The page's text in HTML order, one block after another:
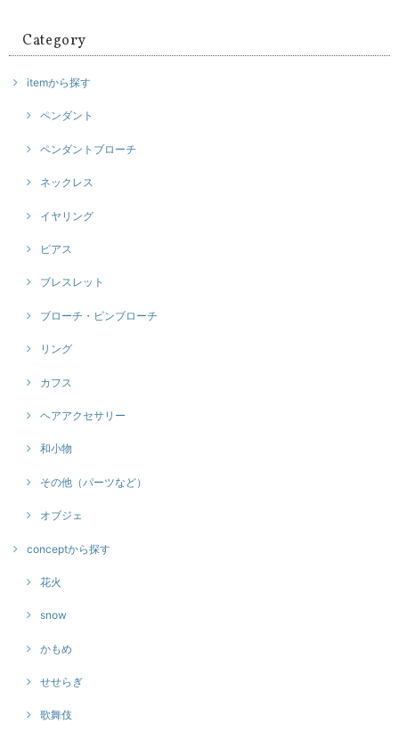
Category
itemから探す
ペンダント
ペンダントブローチ
ネックレス
イヤリング
ピアス
ブレスレット
ブローチ・ピンブローチ
リング
カフス
ヘアアクセサリー
和小物
その他（パーツなど）
オブジェ
conceptから探す
花火
snow
かもめ
せせらぎ
歌舞伎